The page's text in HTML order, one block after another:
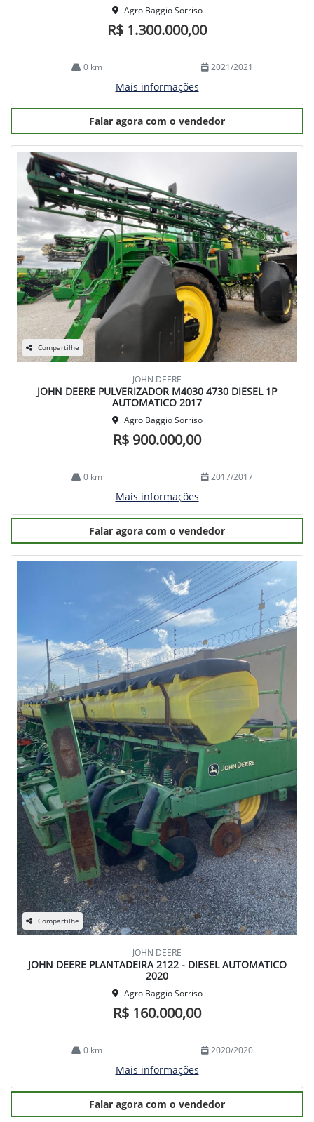
Agro Baggio Sorriso
R$ 1.300.000,00
0 km 2021/2021
Mais informações
Falar agora com o vendedor
Compartilhe
JOHN DEERE
JOHN DEERE PULVERIZADOR M4030 4730 DIESEL 1P
AUTOMATICO 2017
Agro Baggio Sorriso
R$ 900.000,00
0 km 2017/2017
Mais informações
Falar agora com o vendedor
Compartilhe
JOHN DEERE
JOHN DEERE PLANTADEIRA 2122 - DIESEL AUTOMATICO
2020
Agro Baggio Sorriso
R$ 160.000,00
0 km 2020/2020
Mais informações
Falar agora com o vendedor